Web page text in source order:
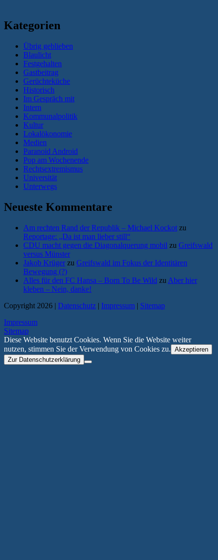
Kategorien
Übrig geblieben
Blaulicht
Festgehalten
Gastbeitrag
Gerüchteküche
Historisch
Im Gespräch mit
Intern
Kommunalpolitik
Kultur
Lokalökonomie
Medien
Paranoid Android
Pop am Wochenende
Rechtsextremismus
Universität
Unterwegs
Neueste Kommentare
Am rechten Rand der Republik – Michael Kockot zu
Reportage: „Da ist man lieber still“
CDU macht gegen die Diagonalquerung mobil zu Greifswald
versus Münster
Jakob Krüger zu Greifswald im Fokus der Identitären
Bewegung (?)
Alles für den FC Hansa – Born To Be Wild zu Aber hier
kleben – Nein, danke!
Copyright 2026 | Datenschutz | Impressum | Sitemap
Impressum
Sitemap
Diese Website benutzt Cookies. Wenn Sie die Website weiter
nutzen, stimmen Sie der Verwendung von Cookies zu. Akzeptieren
Zur Datenschutzerklärung